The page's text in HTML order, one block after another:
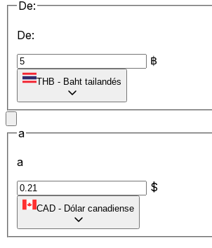
De:
De:
฿
THB - Baht tailandés
a
a
$
CAD - Dólar canadiense